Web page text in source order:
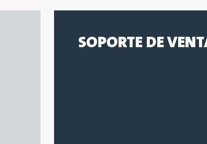
SOPORTE DE